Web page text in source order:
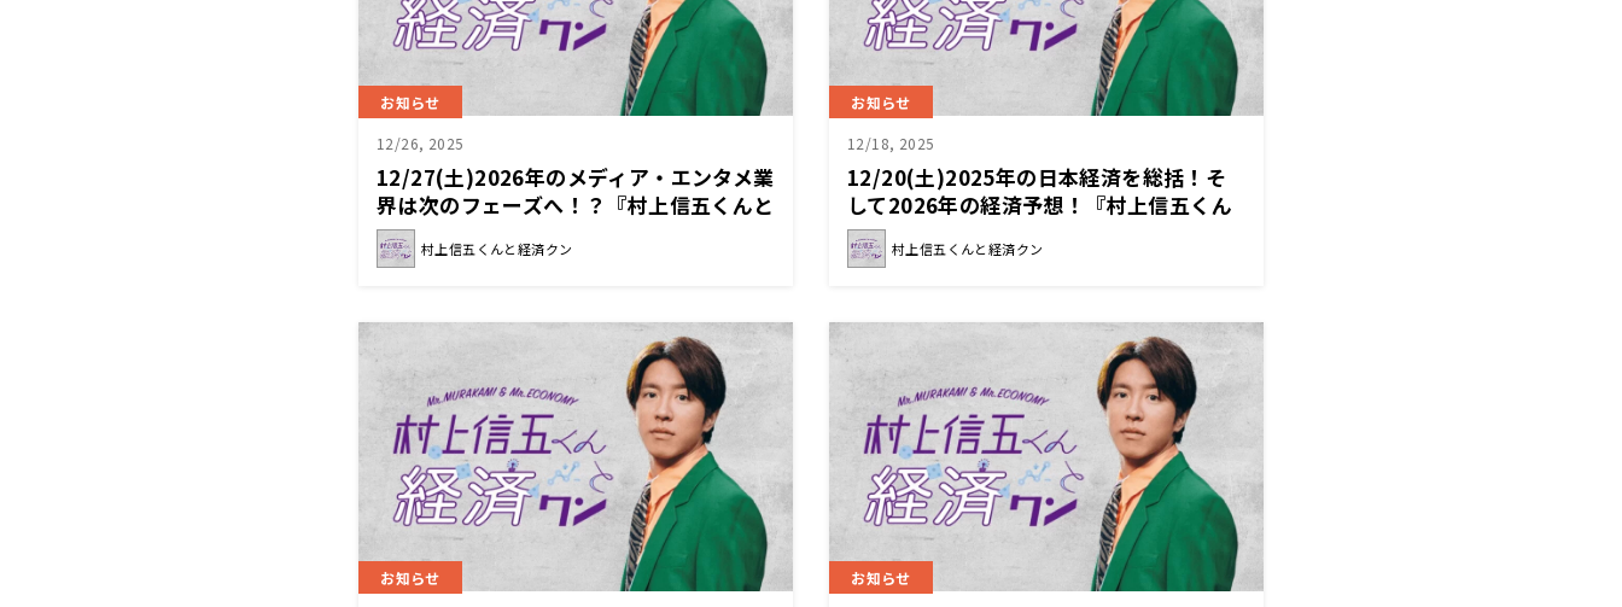
お知らせ
12/26, 2025
12/27(土)2026年のメディア・エンタメ業
界は次のフェーズへ！？『村上信五くんと
経済クン』
村上信五くんと経済クン
お知らせ
12/18, 2025
12/20(土)2025年の日本経済を総括！そ
して2026年の経済予想！『村上信五くん
と経済クン』
村上信五くんと経済クン
お知らせ お知らせ